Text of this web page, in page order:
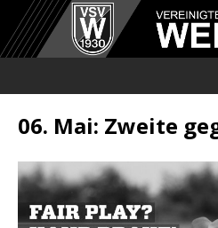
06. Mai: Zweite